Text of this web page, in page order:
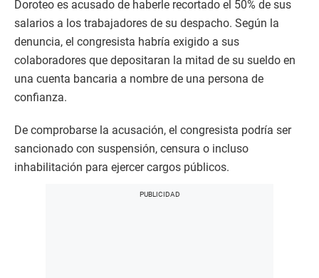
Doroteo es acusado de haberle recortado el 50% de sus
salarios a los trabajadores de su despacho. Según la
denuncia, el congresista habría exigido a sus
colaboradores que depositaran la mitad de su sueldo en
una cuenta bancaria a nombre de una persona de
confianza.
De comprobarse la acusación, el congresista podría ser
sancionado con suspensión, censura o incluso
inhabilitación para ejercer cargos públicos.